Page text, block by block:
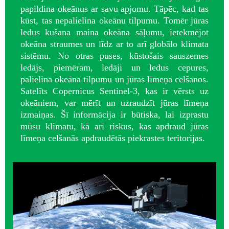
papildina okeānus ar savu apjomu. Tāpēc, kad tas
kūst, tas nepalielina okeānu tilpumu. Tomēr jūras
ledus kušana maina okeāna sāļumu, ietekmējot
okeāna straumes un līdz ar to arī globālo klimata
sistēmu. No otras puses, kūstošais sauszemes
ledājs, piemēram, ledāji un ledus cepures,
palielina okeāna tilpumu un jūras līmeņa celšanos.
Satelīts Copernicus Sentinel-3, kas ir vērsts uz
okeāniem, var mērīt un uzraudzīt jūras līmeņa
izmaiņas. Šī informācija ir būtiska, lai izprastu
mūsu klimatu, kā arī riskus, kas apdraud jūras
līmeņa celšanās apdraudētās piekrastes teritorijas.